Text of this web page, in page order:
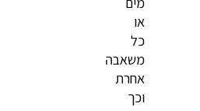
או
כל
משאבה
אחרת
וכך